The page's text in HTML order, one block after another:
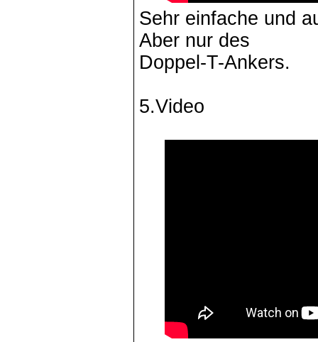
Sehr einfache und
Aber nur des
Doppel-T-Ankers.
5.Video